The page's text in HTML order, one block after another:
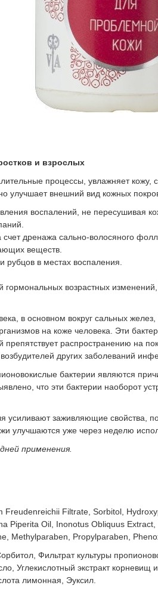
и взрослых
процессы, увлажняет кожу,
улучшает внешний вид кожных
воспалений, не пересушивая
счет дренажа сально-волосяного
веществ.
рубцов в местах воспаления.
гормональных возрастных
в основном вокруг сальных
на коже человека. Эти
препятствует распространению на
других заболеваний
бактерии являются
что эти бактерии наоборот
усиливают заживляющие свойства,
улучшаются уже через неделю
применения.
Filtrate, Sorbitol,
Piperita Oil, Inonotus Obliquus
Methylparaben, Propylparaben,
Фильтрат культуры
Углекислотный экстракт корневищ
лимонная, Эуксил.